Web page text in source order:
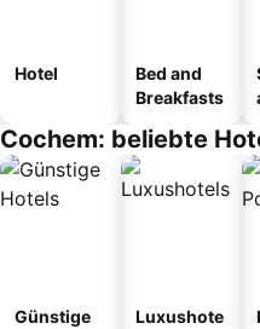
Hotel
Bed and
Breakfasts
Cochem: beliebte
Günstige
Luxushote